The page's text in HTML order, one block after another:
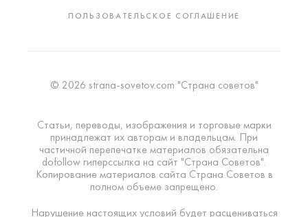
ПОЛЬЗОВАТЕЛЬСКОЕ СОГЛАШЕНИЕ
© 2026 strana-sovetov.com "Страна советов"
Статьи, переводы, изображения и торговые марки
принадлежат их авторам и владельцам. При
частичной перепечатке материалов обязательна
dofollow гиперссылка на сайт "Страна Советов".
Копирование материалов сайта Страна Советов в
полном объеме запрещено.
Нарушение настоящих условий будет расцениваться